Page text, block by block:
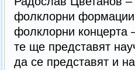
фолклорни
фолклорни концерта
те ще представят
да се представят и